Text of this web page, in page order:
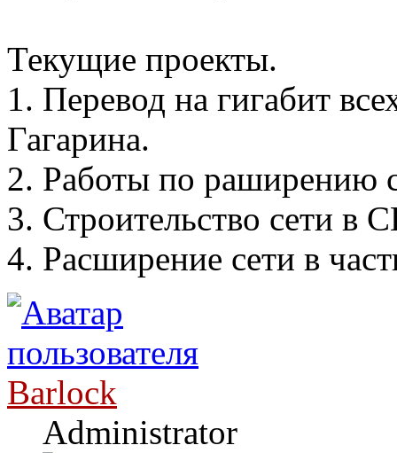
Текущие проекты.
1. Перевод на гигабит
Гагарина.
2. Работы по раширению
3. Строительство сети в
4. Расширение сети в
Barlock
Administrator